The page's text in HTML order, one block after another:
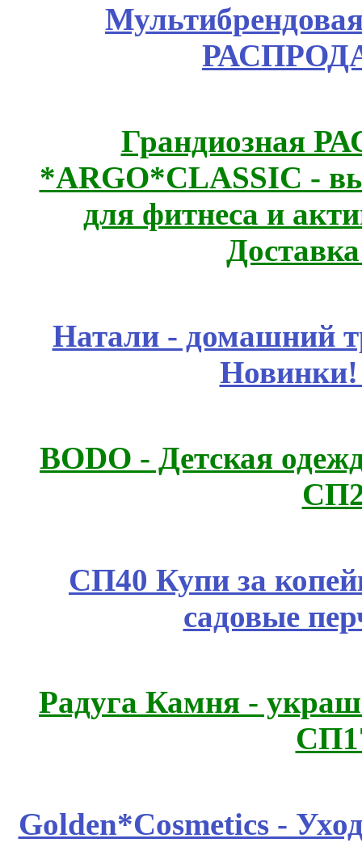
Грандиозная
*ARGO*CLASSIC -
для фитнеса и
Натали - домашний
BODO - Детская
СП40 Купи за
садовые
Радуга Камня -
Golden*Cosmetics -